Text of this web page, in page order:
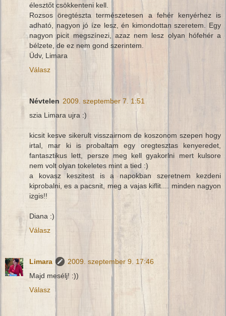
élesztőt csökkenteni kell.
Rozsos öregtészta természetesen a fehér kenyérhez is
adható, nagyon jó íze lesz, én kimondottan szeretem. Egy
nagyon picit megszínezi, azaz nem lesz olyan hófehér a
bélzete, de ez nem gond szerintem.
Üdv, Limara
Válasz
Névtelen 2009. szeptember 7. 1:51
szia Limara ujra :)
kicsit kesve sikerult visszairnom de koszonom szepen hogy
irtal, mar ki is probaltam egy oregtesztas kenyeredet,
fantasztikus lett, persze meg kell gyakorlni mert kulsore
nem volt olyan tokeletes mint a tied :)
a kovasz keszitest is a napokban szeretnem kezdeni
kiprobalni, es a pacsnit, meg a vajas kiflit.... minden nagyon
izgis!!
Diana :)
Válasz
Limara
2009. szeptember 9. 17:46
Majd mesélj! :))
Válasz